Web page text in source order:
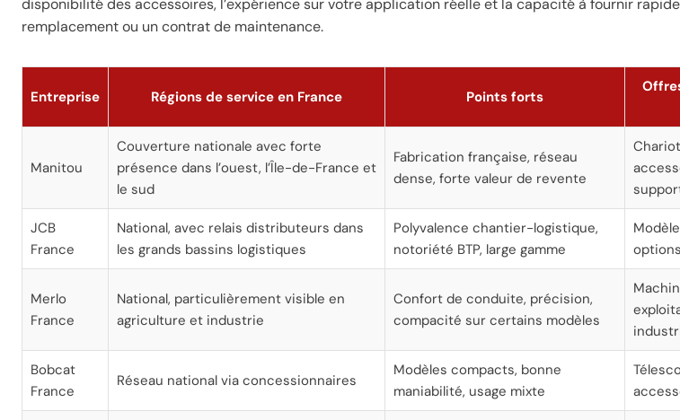
disponibilité des accessoires, l’expérience sur votre application réelle et la capacité à fournir
remplacement ou un contrat de maintenance.
Entreprise Régions de service en France Points forts
Manitou
Couverture nationale avec forte
présence dans l’ouest, l’Île-de-France et
le sud
Fabrication française, réseau
dense, forte valeur de revente
JCB
France
National, avec relais distributeurs dans
les grands bassins logistiques
Polyvalence chantier-logistique,
notoriété BTP, large gamme
Merlo
France
National, particulièrement visible en
agriculture et industrie
Confort de conduite, précision,
compacité sur certains modèles
Bobcat
France
Réseau national via concessionnaires
Modèles compacts, bonne
maniabilité, usage mixte